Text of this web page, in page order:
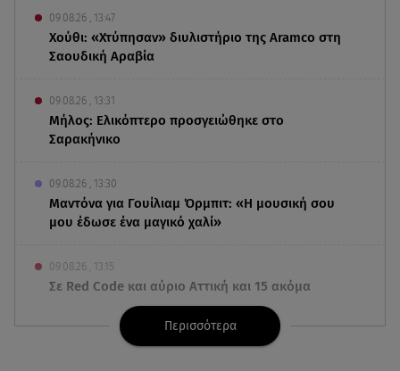
09.08.26 , 13:47
Χούθι: «Χτύπησαν» διυλιστήριο της Aramco στη
Σαουδική Αραβία
09.08.26 , 13:31
Μήλος: Ελικόπτερο προσγειώθηκε στο
Σαρακήνικο
09.08.26 , 13:30
Μαντόνα για Γουίλιαμ Όρμπιτ: «Η μουσική σου
μου έδωσε ένα μαγικό χαλί»
09.08.26 , 13:15
Σε Red Code και αύριο Αττική και 15 ακόμα
περιοχές - 400 φωτιές σε 10 μέρες
Περισσότερα